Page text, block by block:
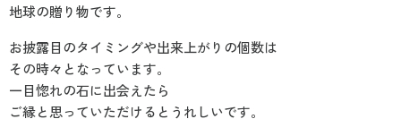
地球の贈り物です。
お披露目のタイミングや出来上がりの個数は
その時々となっています。
一目惚れの石に出会えたら
ご縁と思っていただけるとうれしいです。